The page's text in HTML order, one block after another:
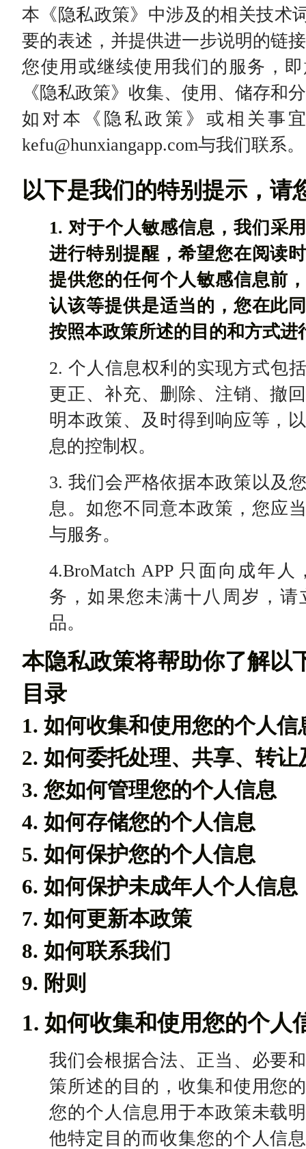
本《隐私政策》中涉及的相关技术
要的表述，并提供进一步说明的链
您使用或继续使用我们的服务，
《隐私政策》收集、使用、储存和
如对本《隐私政策》或相关事
kefu@hunxiangapp.com与我们联系。
以下是我们的特别提示，请
1. 对于个人敏感信息，我们采
进行特别提醒，希望您在阅读
提供您的任何个人敏感信息前
认该等提供是适当的，您在此
按照本政策所述的目的和方式进
2. 个人信息权利的实现方式包
更正、补充、删除、注销、撤
明本政策、及时得到响应等，
息的控制权。
3. 我们会严格依据本政策以及
息。如您不同意本政策，您应
与服务。
4.BroMatch APP 只面向成年
务，如果您未满十八周岁，
品。
本隐私政策将帮助你了解以
目录
1. 如何收集和使用您的个人信
2. 如何委托处理、共享、转
3. 您如何管理您的个人信息
4. 如何存储您的个人信息
5. 如何保护您的个人信息
6. 如何保护未成年人个人信息
7. 如何更新本政策
8. 如何联系我们
9. 附则
1. 如何收集和使用您的个人
我们会根据合法、正当、必要
策所述的目的，收集和使用您
您的个人信息用于本政策未载
他特定目的而收集您的个人信